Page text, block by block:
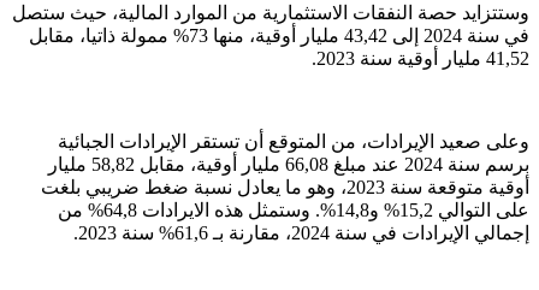
وستتزايد حصة النفقات الاستثمارية من الموارد المالية، حيث ستصل
في سنة 2024 إلى 43,42 مليار أوقية، منها 73% ممولة ذاتيا، مقابل
41,52 مليار أوقية سنة 2023.
وعلى صعيد الإيرادات، من المتوقع أن تستقر الإيرادات الجبائية
برسم سنة 2024 عند مبلغ 66,08 مليار أوقية، مقابل 58,82 مليار
أوقية متوقعة سنة 2023، وهو ما يعادل نسبة ضغط ضريبي بلغت
على التوالي 15,2% و14,8%. وستمثل هذه الايرادات 64,8% من
إجمالي الإيرادات في سنة 2024، مقارنة بـ 61,6% سنة 2023.